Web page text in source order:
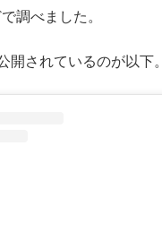
調べました。
開されているのが以下。